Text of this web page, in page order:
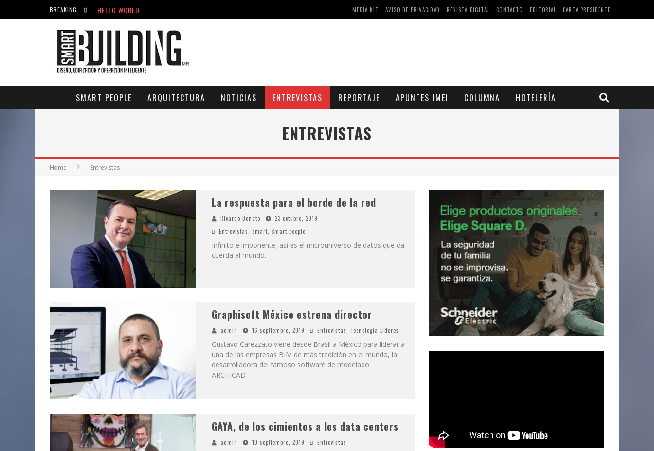
BREAKING
HELLO WORLD
ACICLOVIR EN FARMACIA VIOLÁN: CREMAS Y COMPRIMIDOS DISPONIBLES
CARTA PRESIDENTE
EDITORIAL
CONTACTO
REVISTA DIGITAL
AVISO DE PRIVACIDAD
MEDIA KIT
SMART PEOPLE ARQUITECTURA NOTICIAS ENTREVISTAS REPORTAJE APUNTES IMEI COLUMNA HOTELERÍA
ENTREVISTAS
Home Entrevistas
La respuesta para el borde de la red
Ricardo Donato
23 octubre, 2019
Entrevistas
Smart Smart people
Infinito e imponente, así es el microuniverso de datos que da
cuerda al mundo.
Graphisoft México estrena director
admin 16 septiembre, 2019 Entrevistas Tecnología Líderes
Gustavo Carezzato viene desde Brasil a México para liderar a
una de las empresas BIM de más tradición en el mundo, la
desarrolladora del famoso software de modelado
ARCHICAD
GAYA, de los cimientos a los data centers
admin 10 septiembre, 2019 Entrevistas